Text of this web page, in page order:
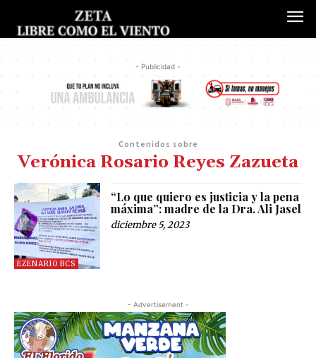
- Publicidad -
Contenidos sobre
Verónica Rosario Reyes Zazueta
EZENARIO BCS
“Lo que quiero es justicia y la pena
máxima”: madre de la Dra. Ali Jasel
diciembre 5, 2023
- Advertisement -